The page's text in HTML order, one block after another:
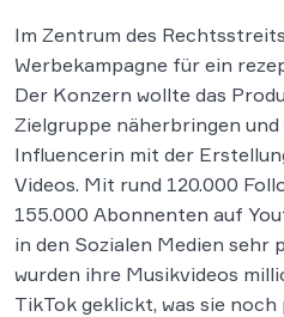
Im Zentrum des
Werbekampagne für ein
Der Konzern wollte das
Zielgruppe näherbringen
Influencerin mit der
Videos. Mit rund 120.000
155.000 Abonnenten auf
in den Sozialen Medien sehr
wurden ihre Musikvideos
TikTok geklickt, was sie